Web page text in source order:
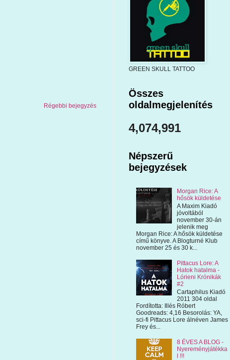
Régebbi bejegyzés
GREEN SKULL TATTOO
Összes
oldalmegjelenítés
4,074,991
Népszerű
bejegyzések
Morgan Rice: A
hősök küldetése
A Maxim Kiadó
jóvoltából
november 30-án
jelenik meg
Morgan Rice: A hősök küldetése
című könyve. A Blogturné Klub
november 25 és 30 k...
Pittacus Lore: A
Hatok hatalma -
Lórieni Krónikák
#2
Cartaphilus Kiadó
2011 304 oldal
Fordította: Illés Róbert
Goodreads: 4,16 Besorolás: YA,
sci-fi Pittacus Lore álnéven James
Frey és...
8 ÉVES A BLOG -
Nyereményjátékka
l !!!